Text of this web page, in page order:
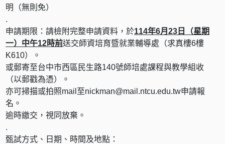
明（無則免）
.
申請期限：請檢附完整申請資料，於114年6月23日（星期
一）中午12時前送交師資培育暨就業輔導處（求真樓6樓
K610）。
或郵寄至台中市西區民生路140號師培處課程與教學組收
（以郵戳為憑）。
亦可掃描或拍照mail至nickman@mail.ntcu.edu.tw申請報
名。
逾時繳交，視同放棄。
.
甄試方式、日期、時間及地點：